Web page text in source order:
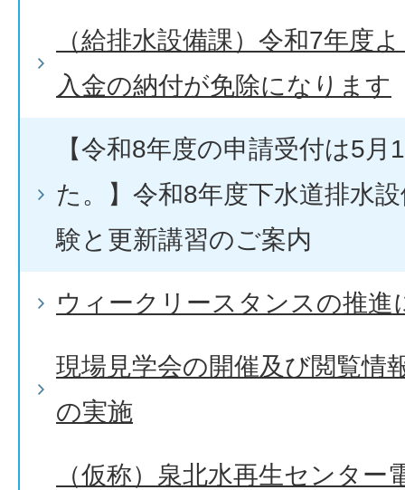
（給排水設備課）令和7年度
入金の納付が免除になります
【令和8年度の申請受付は5
た。】令和8年度下水道排水
験と更新講習のご案内
ウィークリースタンスの推進
現場見学会の開催及び閲覧情
の実施
（仮称）泉北水再生センター